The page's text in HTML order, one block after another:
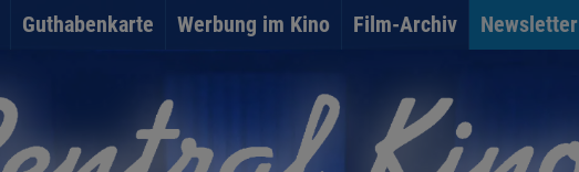
Guthabenkarte Werbung im Kino Film-Archiv Newsletter